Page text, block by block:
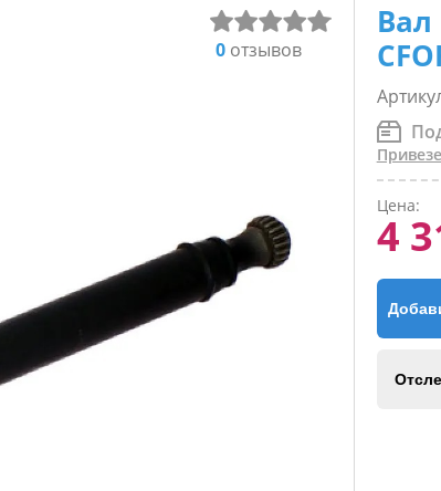
0отзывов
Цена:
4